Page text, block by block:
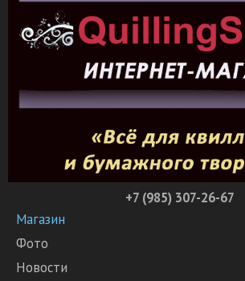
+7 (985) 307-26-67
Магазин
Фото
Новости